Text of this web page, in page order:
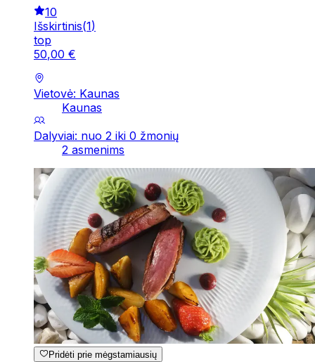
10
Išskirtinis(1)
top
50,00 €
Vietovė: Kaunas
Kaunas
Dalyviai: nuo 2 iki 0 žmonių
2 asmenims
Pridėti prie mėgstamiausių